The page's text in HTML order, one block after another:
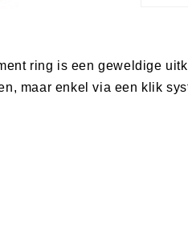
ring is een geweldige
maar enkel via een klik